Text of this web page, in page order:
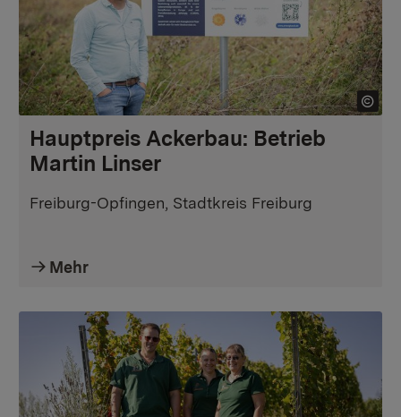
Hauptpreis Ackerbau: Betrieb
Martin Linser
Freiburg-Opfingen, Stadtkreis Freiburg
Mehr